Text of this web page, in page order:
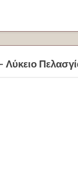
Λύκειο